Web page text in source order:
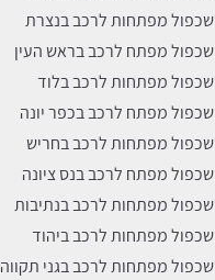
שכפול מפתחות לרכב בנצרת
שכפול מפתח לרכב בראש העין
שכפול מפתחות לרכב בלוד
שכפול מפתח לרכב בכפר יונה
שכפול מפתחות לרכב בחריש
שכפול מפתח לרכב בנס ציונה
שכפול מפתחות לרכב בנתיבות
שכפול מפתחות לרכב ביהוד
שכפול מפתחות לרכב בגני תקווה